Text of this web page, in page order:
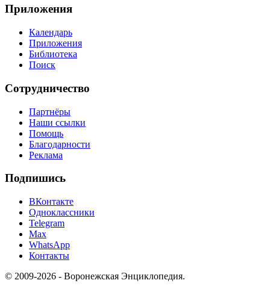
Приложения
Календарь
Приложения
Библиотека
Поиск
Сотрудничество
Партнёры
Наши ссылки
Помощь
Благодарности
Реклама
Подпишись
ВКонтакте
Одноклассники
Telegram
Max
WhatsApp
Контакты
© 2009-2026 - Воронежская Энциклопедия.